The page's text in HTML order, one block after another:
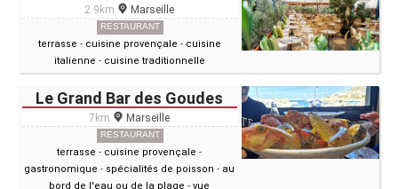
2.9km Marseille
RESTAURANT
terrasse - cuisine provençale - cuisine
italienne - cuisine traditionnelle
Le Grand Bar des Goudes
7km Marseille
RESTAURANT
terrasse - cuisine provençale -
gastronomique - spécialités de poisson - au
bord de l'eau ou de la plage -vue